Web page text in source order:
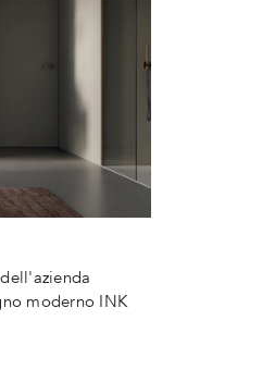
moderno INK